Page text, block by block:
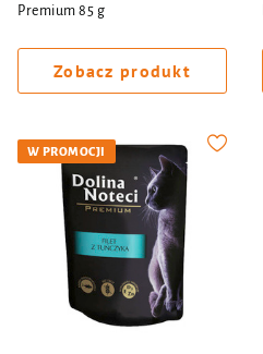
Premium 85 g
Zobacz produkt
W PROMOCJI